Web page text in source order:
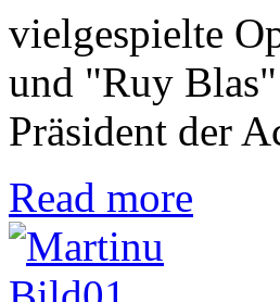
vielgespielte
und "Ruy
Präsident der
Read more